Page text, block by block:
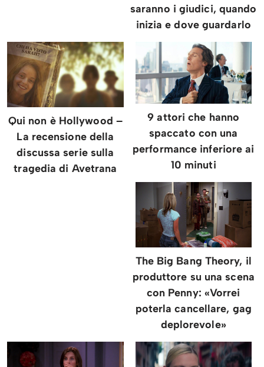
saranno i giudici, quando
inizia e dove guardarlo
Qui non è Hollywood –
La recensione della
discussa serie sulla
tragedia di Avetrana
9 attori che hanno
spaccato con una
performance inferiore ai
10 minuti
The Big Bang Theory, il
produttore su una scena
con Penny: «Vorrei
poterla cancellare, gag
deplorevole»